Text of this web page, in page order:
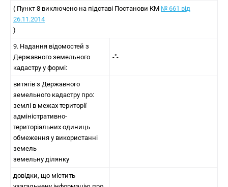
( Пункт 8 виключено на підставі Постанови КМ № 661 від
26.11.2014
)
9. Надання відомостей з
Державного земельного
кадастру у формі:
-"-
витягів з Державного
земельного кадастру про:
землі в межах території
адміністративно-
територіальних одиниць
обмеження у використанні
земель
земельну ділянку
довідки, що містить